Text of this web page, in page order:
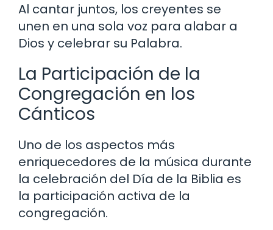
Al cantar juntos, los creyentes se
unen en una sola voz para alabar a
Dios y celebrar su Palabra.
La Participación de la
Congregación en los
Cánticos
Uno de los aspectos más
enriquecedores de la música durante
la celebración del Día de la Biblia es
la participación activa de la
congregación.